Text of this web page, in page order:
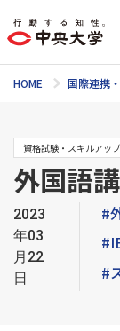
HOME 国際連携
資格試験・スキルアップ
外国語
2023
年03
月22
日
#
#